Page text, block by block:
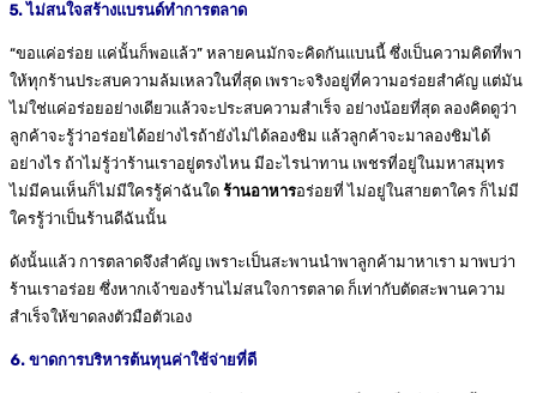
5. ไม่สนใจสร้างแบรนด์ทำการตลาด
“ขอแค่อร่อย แค่นั้นก็พอแล้ว” หลายคนมักจะคิดกันแบนนี้ ซึ่งเป็นความคิดที่พา
ให้ทุกร้านประสบความล้มเหลวในที่สุด เพราะจริงอยู่ที่ความอร่อยสำคัญ แต่มัน
ไม่ใช่แค่อร่อยอย่างเดียวแล้วจะประสบความสำเร็จ อย่างน้อยที่สุด ลองคิดดูว่า
ลูกค้าจะรู้ว่าอร่อยได้อย่างไรถ้ายังไม่ได้ลองชิม แล้วลูกค้าจะมาลองชิมได้
อย่างไร ถ้าไม่รู้ว่าร้านเราอยู่ตรงไหน มีอะไรน่าทาน เพชรที่อยู่ในมหาสมุทร
ไม่มีคนเห็นก็ไม่มีใครรู้ค่าฉันใด ร้านอาหารอร่อยที่ ไม่อยู่ในสายตาใคร ก็ไม่มี
ใครรู้ว่าเป็นร้านดีฉันนั้น
ดังนั้นแล้ว การตลาดจึงสำคัญ เพราะเป็นสะพานนำพาลูกค้ามาหาเรา มาพบว่า
ร้านเราอร่อย ซึ่งหากเจ้าของร้านไม่สนใจการตลาด ก็เท่ากับตัดสะพานความ
สำเร็จให้ขาดลงตัวมือตัวเอง
6. ขาดการบริหารต้นทุนค่าใช้จ่ายที่ดี